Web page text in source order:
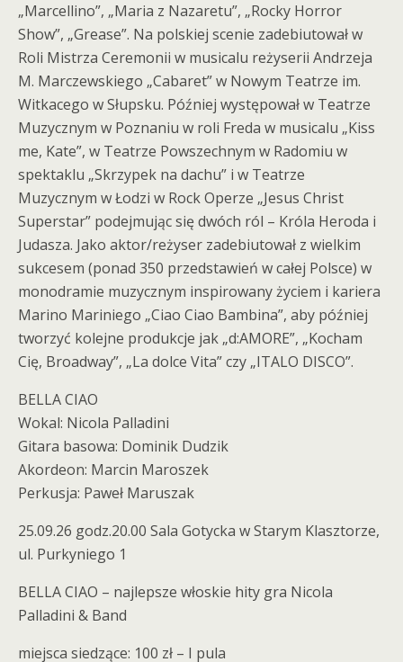
„Marcellino”, „Maria z Nazaretu”, „Rocky Horror
Show”, „Grease”. Na polskiej scenie zadebiutował w
Roli Mistrza Ceremonii w musicalu reżyserii Andrzeja
M. Marczewskiego „Cabaret” w Nowym Teatrze im.
Witkacego w Słupsku. Później występował w Teatrze
Muzycznym w Poznaniu w roli Freda w musicalu „Kiss
me, Kate”, w Teatrze Powszechnym w Radomiu w
spektaklu „Skrzypek na dachu” i w Teatrze
Muzycznym w Łodzi w Rock Operze „Jesus Christ
Superstar” podejmując się dwóch ról – Króla Heroda i
Judasza. Jako aktor/reżyser zadebiutował z wielkim
sukcesem (ponad 350 przedstawień w całej Polsce) w
monodramie muzycznym inspirowany życiem i kariera
Marino Mariniego „Ciao Ciao Bambina”, aby później
tworzyć kolejne produkcje jak „d:AMORE”, „Kocham
Cię, Broadway”, „La dolce Vita” czy „ITALO DISCO”.
BELLA CIAO
Wokal: Nicola Palladini
Gitara basowa: Dominik Dudzik
Akordeon: Marcin Maroszek
Perkusja: Paweł Maruszak
25.09.26 godz.20.00 Sala Gotycka w Starym Klasztorze,
ul. Purkyniego 1
BELLA CIAO – najlepsze włoskie hity gra Nicola
Palladini & Band
miejsca siedzące: 100 zł – I pula